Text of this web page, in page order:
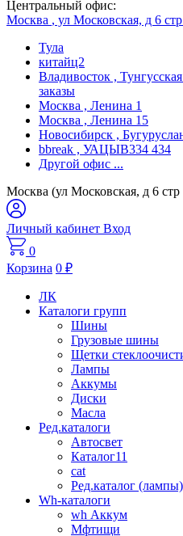
Центральный офис:
Москва , ул Московская, д 6
Тула
китайц2
Владивосток ,
заказы
Москва , Ленина 1
Москва , Ленина 15
Новосибирск ,
bbreak , УАЦЫВ334 434
Другой офис ...
Москва (ул Московская, д 6 стр
Личный кабинет Вход
0
Корзина 0 ₽
ЛК
Каталоги групп
Шины
Грузовые шины
Щетки
Лампы
Аккумы
Диски
Масла
Ред.каталоги
Автосвет
Каталог11
cat
Ред.каталог (лампы)
Wh-каталоги
wh Аккум
Мфтищи